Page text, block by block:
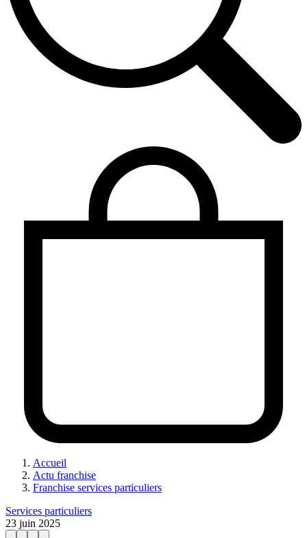
Accueil
Actu franchise
Franchise services particuliers
Services particuliers
23 juin 2025